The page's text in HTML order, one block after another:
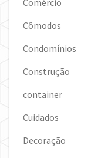
Comércio
Cômodos
Condomínios
Construção
container
Cuidados
Decoração